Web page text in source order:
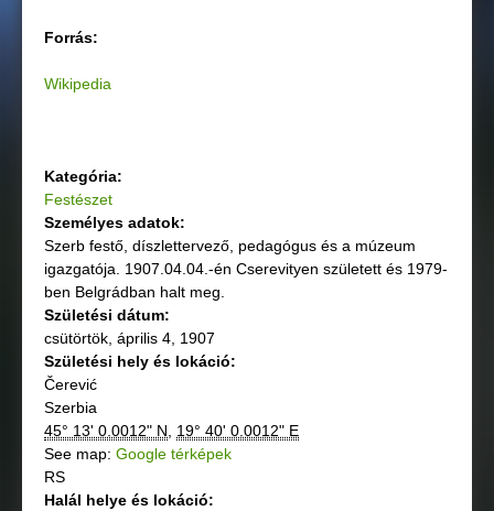
Forrás:
Wikipedia
Kategória:
Festészet
Személyes adatok:
Szerb festő, díszlettervező, pedagógus és a múzeum
igazgatója. 1907.04.04.-én Cserevityen született és 1979-
ben Belgrádban halt meg.
Születési dátum:
csütörtök, április 4, 1907
Születési hely és lokáció:
Čerević
Szerbia
45° 13' 0.0012" N
19° 40' 0.0012" E
See map: Google térképek
RS
Halál helye és lokáció: